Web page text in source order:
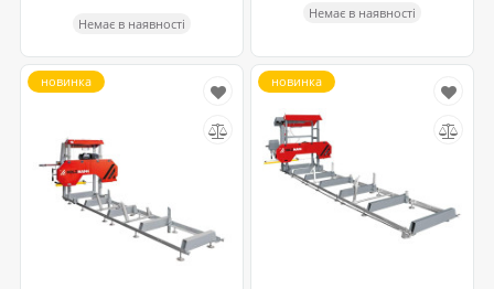
Немає в наявності
Немає в наявності
новинка новинка